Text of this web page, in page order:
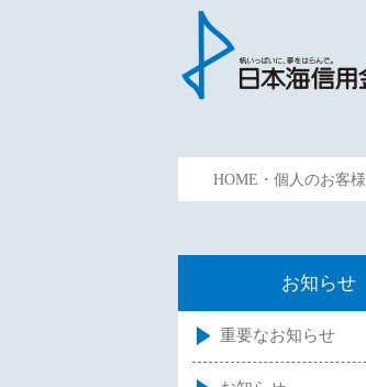
HOME・個人のお客様
お知らせ
重要なお知らせ